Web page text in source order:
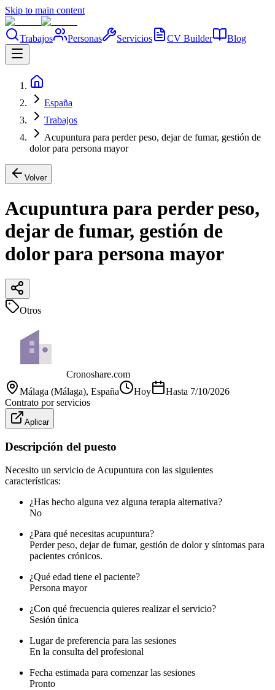
Skip to main content
Trabajos Personas Servicios CV Builder Blog
España
Trabajos
Acupuntura para perder peso, dejar de fumar, gestión de
dolor para persona mayor
Volver
Acupuntura para perder peso,
dejar de fumar, gestión de
dolor para persona mayor
Otros
Cronoshare.com
Málaga (Málaga), España Hoy Hasta 7/10/2026
Contrato por servicios
Aplicar
Descripción del puesto
Necesito un servicio de Acupuntura con las siguientes
características:
¿Has hecho alguna vez alguna terapia alternativa?
No
¿Para qué necesitas acupuntura?
Perder peso, dejar de fumar, gestión de dolor y síntomas para
pacientes crónicos.
¿Qué edad tiene el paciente?
Persona mayor
¿Con qué frecuencia quieres realizar el servicio?
Sesión única
Lugar de preferencia para las sesiones
En la consulta del profesional
Fecha estimada para comenzar las sesiones
Pronto